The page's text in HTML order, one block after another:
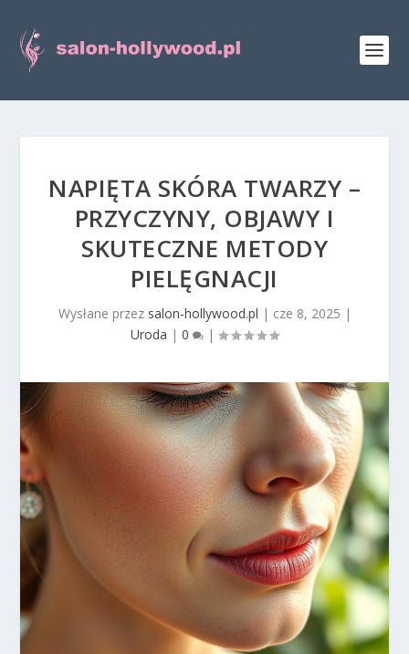
NAPIĘTA SKÓRA TWARZY –
PRZYCZYNY, OBJAWY I
SKUTECZNE METODY
PIELĘGNACJI
Wysłane przez salon-hollywood.pl | cze 8, 2025 |
Uroda | 0 |